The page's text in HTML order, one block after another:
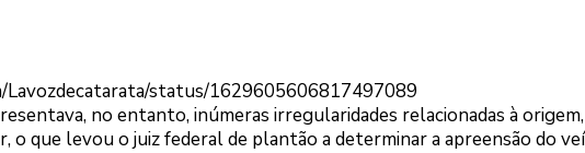
status/1629605606817497089
no entanto, inúmeras irregularidades relacionadas à
o que levou o juiz federal de plantão a determinar a apreensão do